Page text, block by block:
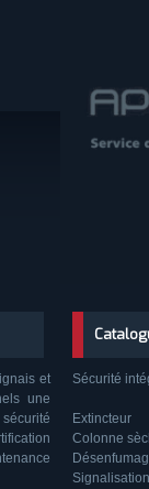
et
une
Sécurité
Extincteur
Colonne
Signalisation